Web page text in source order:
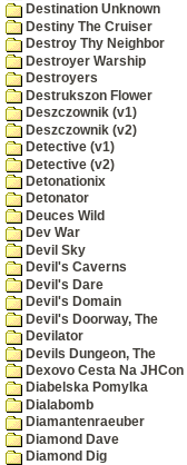
Destination Unknown
Destiny The Cruiser
Destroy Thy Neighbor
Destroyer Warship
Destroyers
Destrukszon Flower
Deszczownik (v1)
Deszczownik (v2)
Detective (v1)
Detective (v2)
Detonationix
Detonator
Deuces Wild
Dev War
Devil Sky
Devil's Caverns
Devil's Dare
Devil's Domain
Devil's Doorway, The
Devilator
Devils Dungeon, The
Dexovo Cesta Na JHCon
Diabelska Pomylka
Dialabomb
Diamantenraeuber
Diamond Dave
Diamond Dig